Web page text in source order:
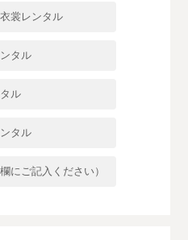
裳レンタル
タル
ル
タル
にご記入ください）